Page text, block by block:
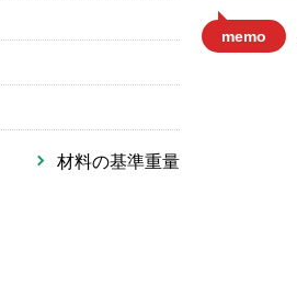
材料の基準重量
memo